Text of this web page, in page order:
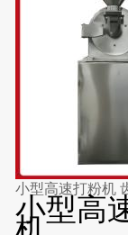
小型高速打粉机
小型高